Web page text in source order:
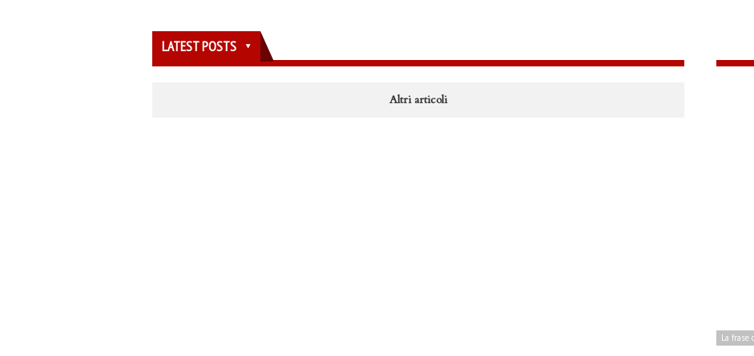
LATEST POSTS
Altri articoli
La